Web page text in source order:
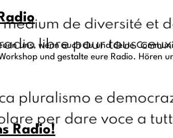
uns, wenn auch du und deine
und gestalte eure Radio. Hören
Radio!